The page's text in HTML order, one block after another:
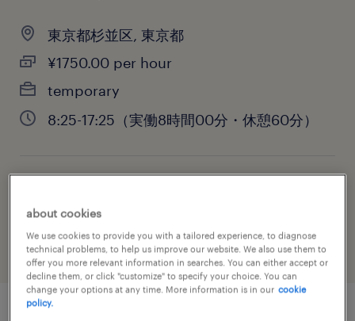
東京都杉並区, 東京都
¥1750.00 per hour
temporary
8:25-17:25（実働8時間00分・休憩60分）
sales
about cookies
We use cookies to provide you with a tailored experience, to diagnose
technical problems, to help us improve our website. We also use them to
offer you more relevant information in searches. You can either accept or
decline them, or click "customize" to specify your choice. You can
change your options at any time. More information is in our cookie
policy.